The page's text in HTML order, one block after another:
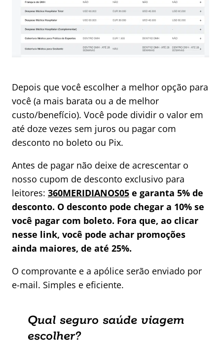
Depois que você escolher a melhor opção para
você (a mais barata ou a de melhor
custo/benefício). Você pode dividir o valor em
até doze vezes sem juros ou pagar com
desconto no boleto ou Pix.
Antes de pagar não deixe de acrescentar o
nosso cupom de desconto exclusivo para
leitores: 360MERIDIANOS05 e garanta 5% de
desconto. O desconto pode chegar a 10% se
você pagar com boleto. Fora que, ao clicar
nesse link, você pode achar promoções
ainda maiores, de até 25%.
O comprovante e a apólice serão enviado por
e-mail. Simples e eficiente.
Qual seguro saúde viagem
escolher?